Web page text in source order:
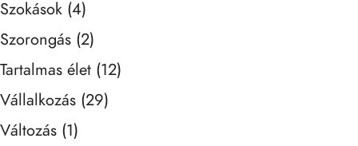
Szokások (4)
Szorongás (2)
Tartalmas élet (12)
Vállalkozás (29)
Változás (1)